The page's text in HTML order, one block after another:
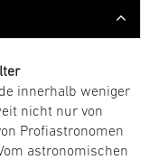
innerhalb weniger
nicht nur von
Profiastronomen
astronomischen